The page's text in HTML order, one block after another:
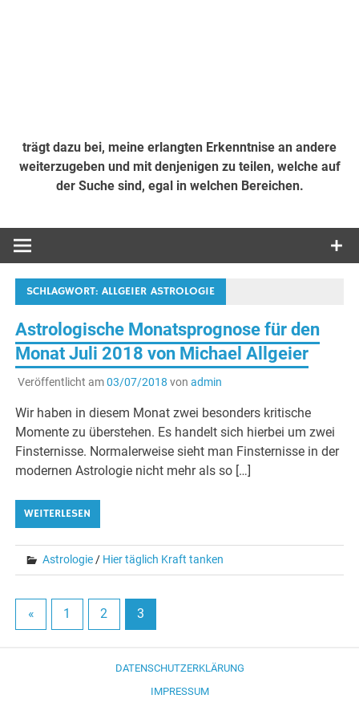
trägt dazu bei, meine erlangten Erkenntnise an andere
weiterzugeben und mit denjenigen zu teilen, welche auf
der Suche sind, egal in welchen Bereichen.
SCHLAGWORT:ALLGEIER ASTROLOGIE
Astrologische Monatsprognose für den
Monat Juli 2018 von Michael Allgeier
Veröffentlicht am03/07/2018 von admin
Wir haben in diesem Monat zwei besonders kritische
Momente zu überstehen. Es handelt sich hierbei um zwei
Finsternisse. Normalerweise sieht man Finsternisse in der
modernen Astrologie nicht mehr als so […]
WEITERLESEN
Astrologie/ Hier täglich Kraft tanken
« 1 2 3
DATENSCHUTZERKLÄRUNG
IMPRESSUM